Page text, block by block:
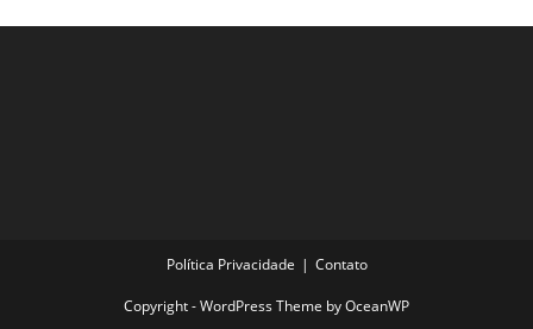
Política Privacidade Contato
Copyright - WordPress Theme by OceanWP